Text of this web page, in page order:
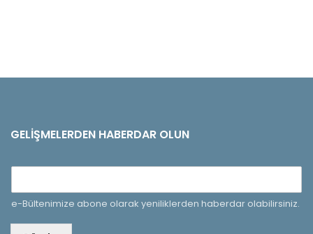
GELIŞMELERDEN HABERDAR OLUN
e-Bültenimize abone olarak yeniliklerden haberdar olabilirsiniz.